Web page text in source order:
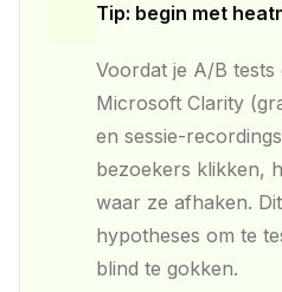
Tip: begin met
Voordat je A/B
Microsoft Clarity
en sessie-
bezoekers klikken,
waar ze afhaken.
hypotheses om te
blind te gokken.